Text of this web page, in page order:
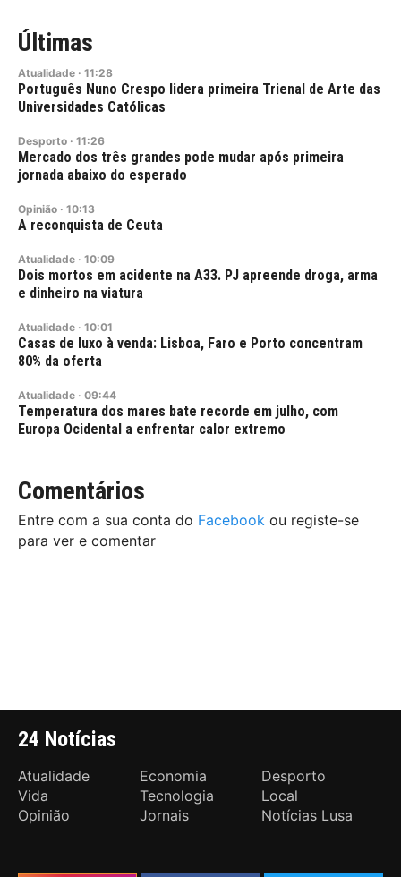
Últimas
Atualidade · 11:28
Português Nuno Crespo lidera primeira Trienal de Arte das
Universidades Católicas
Desporto · 11:26
Mercado dos três grandes pode mudar após primeira
jornada abaixo do esperado
Opinião · 10:13
A reconquista de Ceuta
Atualidade · 10:09
Dois mortos em acidente na A33. PJ apreende droga, arma
e dinheiro na viatura
Atualidade · 10:01
Casas de luxo à venda: Lisboa, Faro e Porto concentram
80% da oferta
Atualidade · 09:44
Temperatura dos mares bate recorde em julho, com
Europa Ocidental a enfrentar calor extremo
Comentários
Entre com a sua conta do Facebook ou registe-se
para ver e comentar
24 Notícias
Atualidade Economia
Desporto
Vida
Tecnologia
Local
Opinião
Jornais Notícias Lusa